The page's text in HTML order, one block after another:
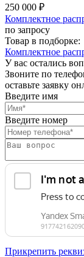
250 000 ₽
Комплектное
по запросу
Товар в подборке:
Комплектное
У вас остались
Звоните по
оставьте заявку
Введите имя
Введите номер
Прикрепить